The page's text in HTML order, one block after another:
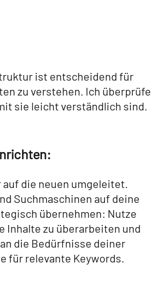
ist entscheidend für
zu verstehen. Ich überprüfe
sie leicht verständlich sind.
auf die neuen umgeleitet.
Suchmaschinen auf deine
übernehmen: Nutze
Inhalte zu überarbeiten und
die Bedürfnisse deiner
für relevante Keywords.